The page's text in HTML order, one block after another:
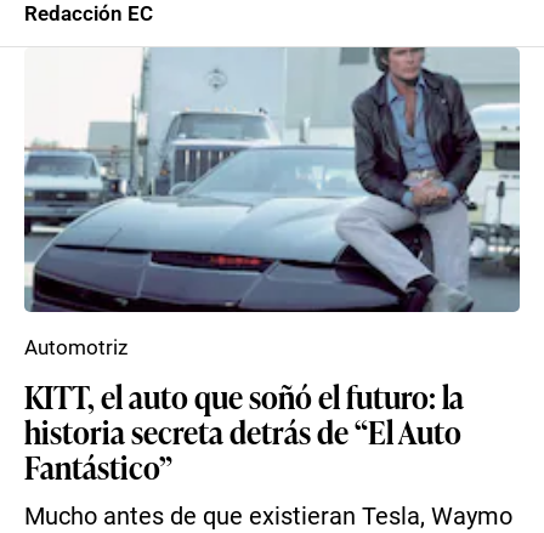
Redacción EC
KITT, el auto que soñó el futuro: la
historia secreta detrás de “El Auto
Fantástico”
Mucho antes de que existieran Tesla, Waymo
Automotriz